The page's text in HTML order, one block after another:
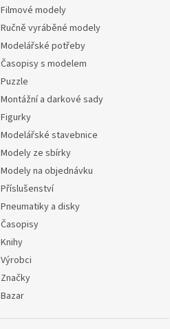
Filmové modely
Ručně vyráběné modely
Modelářské potřeby
Časopisy s modelem
Puzzle
Montážní a darkové sady
Figurky
Modelářské stavebnice
Modely ze sbírky
Modely na objednávku
Příslušenství
Pneumatiky a disky
Časopisy
Knihy
Výrobci
Značky
Bazar